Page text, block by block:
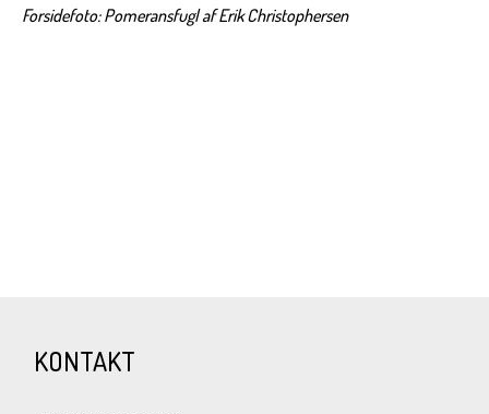
Forsidefoto: Pomeransfugl af Erik Christophersen
KONTAKT